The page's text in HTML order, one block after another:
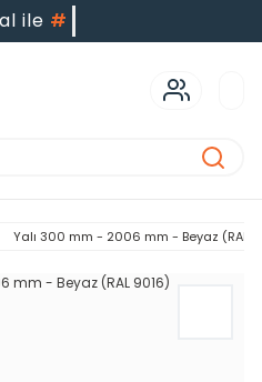
ile#Uz
Yalı 300 mm - 2006 mm - Beyaz (RAL